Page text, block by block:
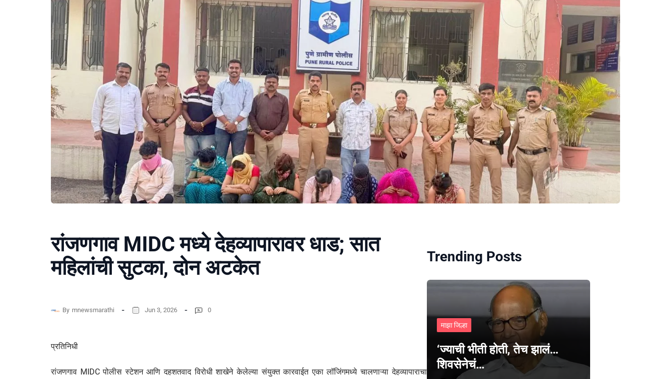
रांजणगाव MIDC मध्ये देहव्यापारावर धाड; सात
महिलांची सुटका, दोन अटकेत
By mnewsmarathi Jun 3, 2026 0
प्रतिनिधी
रांजणगाव MIDC पोलीस स्टेशन आणि दहशतवाद विरोधी शाखेने केलेल्या संयुक्त कारवाईत एका लॉजिंगमध्ये चालणाऱ्या देहव्यापाराचा
Trending Posts
माझा जिल्हा
‘ज्याची भीती होती, तेच झालं…
शिवसेनेचं…